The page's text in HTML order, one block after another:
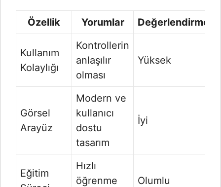
Özellik Yorumlar Değerlendirme
Kullanım
Kolaylığı
Kontrollerin
anlaşılır
olması
Yüksek
Görsel
Arayüz
Modern ve
kullanıcı
dostu
tasarım
İyi
Eğitim
Hızlı
öğrenme
Olumlu